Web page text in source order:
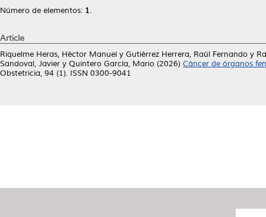
Número de elementos: 1.
Article
Riquelme Heras, Héctor Manuel y Gutiérrez Herrera, Raúl Fernando y
Sandoval, Javier y Quintero García, Mario (2026) Cáncer de órganos
Obstetricia, 94 (1). ISSN 0300-9041